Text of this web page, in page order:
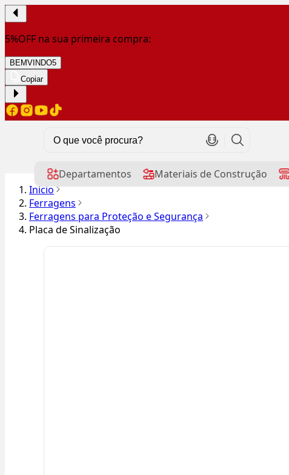
5%OFF na sua primeira compra:
BEMVINDO5
Copiar
Departamentos Materiais de Construção
Início
Ferragens
Ferragens para Proteção e Segurança
Placa de Sinalização